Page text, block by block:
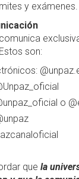
y exámenes.
son:
o
que la